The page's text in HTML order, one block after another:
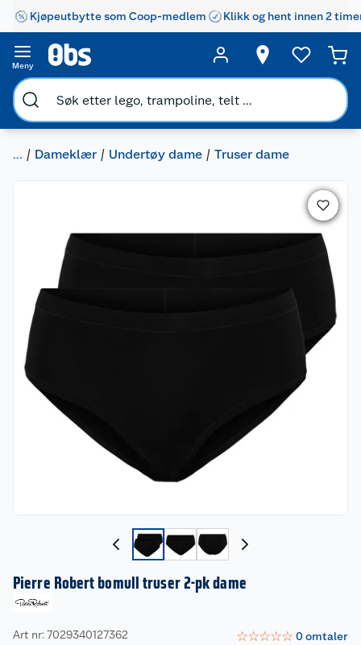
Kjøpeutbytte som Coop-medlem Klikk og hent innen 2
Meny
... Dameklær Undertøy dame Truser dame
Pierre Robert bomull truser 2-pk dame
Art nr: 7029340127362 ☆☆☆☆☆ 0omtaler